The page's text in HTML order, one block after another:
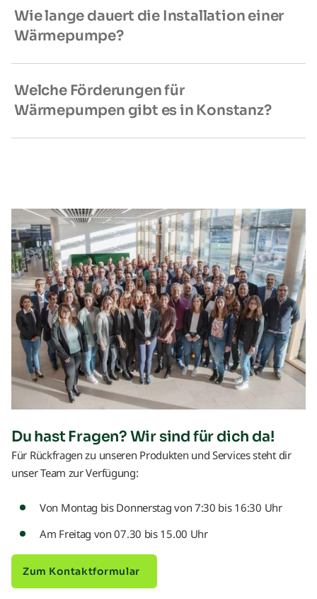
Wie lange dauert die Installation einer
Wärmepumpe?
Welche Förderungen für
Wärmepumpen gibt es in Konstanz?
Du hast Fragen? Wir sind für dich da!
Für Rückfragen zu unseren Produkten und Services steht dir
unser Team zur Verfügung:
Von Montag bis Donnerstag von 7:30 bis 16:30 Uhr
Am Freitag von 07.30 bis 15.00 Uhr
Zum Kontaktformular